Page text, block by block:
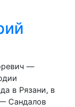
—
в Рязани, в
Сандалов